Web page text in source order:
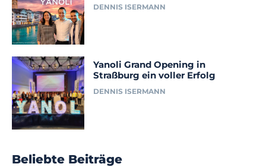
DENNIS ISERMANN
Yanoli Grand Opening in
Straßburg ein voller Erfolg
DENNIS ISERMANN
Beliebte Beiträge